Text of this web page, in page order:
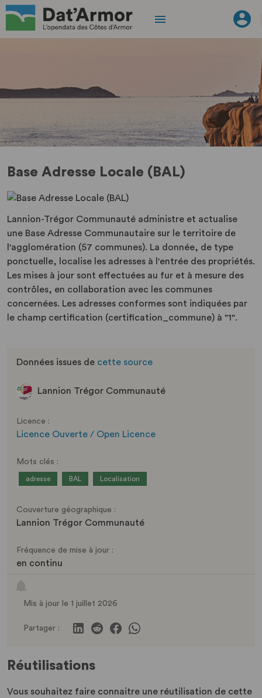
Base Adresse Locale (BAL)
Lannion-Trégor Communauté administre et actualise
une Base Adresse Communautaire sur le territoire de
l'agglomération (57 communes). La donnée, de type
ponctuelle, localise les adresses à l'entrée des propriétés.
Les mises à jour sont effectuées au fur et à mesure des
contrôles, en collaboration avec les communes
concernées. Les adresses conformes sont indiquées par
le champ certification (certification_commune) à "1".
Données issues de cette source
Lannion Trégor Communauté
Licence :
Licence Ouverte / Open Licence
Mots clés :
adresse BAL Localisation
Couverture géographique :
Lannion Trégor Communauté
Fréquence de mise à jour :
en continu
Mis à jour le 1 juillet 2026
Partager :
Réutilisations
Vous souhaitez faire connaitre une réutilisation de cette